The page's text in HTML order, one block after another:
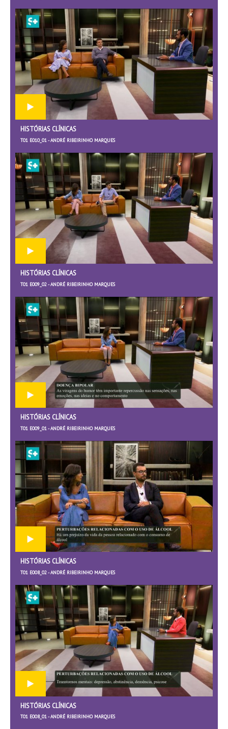
HISTÓRIAS CLÍNICAS
T01 E010_01 - ANDRÉ RIBEIRINHO MARQUES
HISTÓRIAS CLÍNICAS
T01 E009_02 - ANDRÉ RIBEIRINHO MARQUES
HISTÓRIAS CLÍNICAS
T01 E009_01 - ANDRÉ RIBEIRINHO MARQUES
HISTÓRIAS CLÍNICAS
T01 E008_02 - ANDRÉ RIBEIRINHO MARQUES
HISTÓRIAS CLÍNICAS
T01 E008_01 - ANDRÉ RIBEIRINHO MARQUES